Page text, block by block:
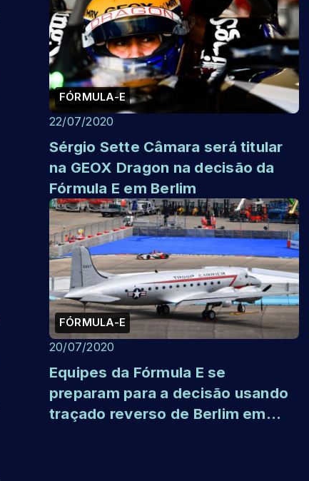
FÓRMULA-E
22/07/2020
Sérgio Sette Câmara será titular
na GEOX Dragon na decisão da
Fórmula E em Berlim
FÓRMULA-E
20/07/2020
Equipes da Fórmula E se
preparam para a decisão usando
traçado reverso de Berlim em